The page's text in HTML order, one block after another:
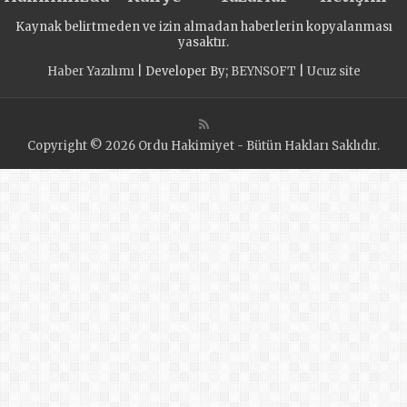
Россия» подвела
сессии в Госдуме
Kaynak belirtmeden ve izin almadan haberlerin kopyalanması
yasaktır.
Haber Yazılımı| Developer By; BEYNSOFT Ucuz site
Copyright © 2026 Ordu Hakimiyet - Bütün Hakları Saklıdır.